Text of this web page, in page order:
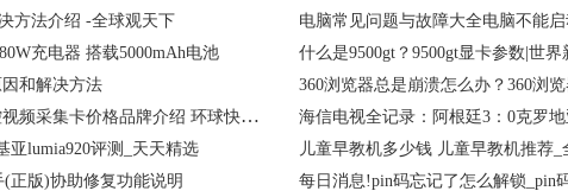
方法介绍 -全球观天下
电脑常见问题与故障大全电脑不能
充电器 搭载5000mAh电池
什么是9500gt？9500gt显卡参数|世界
和解决方法
360浏览器总是崩溃怎么办？360浏
监控视频采集卡哪个好 监控视频采集卡价格品牌介绍 环球快播报
海信电视全记录：阿根廷3：0克罗
亚lumia920评测_天天精选
儿童早教机多少钱 儿童早教机推荐_
正版)协助修复功能说明
每日消息!pin码忘记了怎么解锁_pin